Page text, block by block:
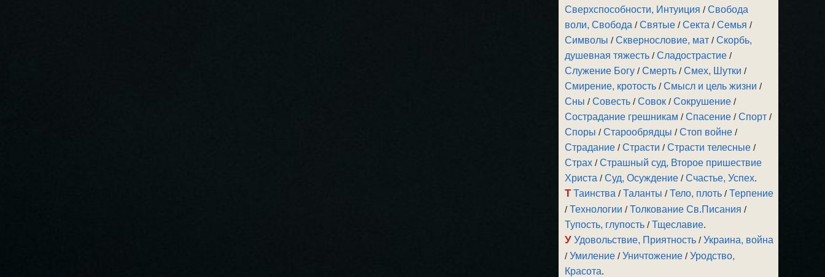
Сверхспособности, Интуиция /Свобода
воли, Свобода /Святые /Секта /Семья /
Символы /Сквернословие, мат /Скорбь,
душевная тяжесть /Сладострастие /
Служение Богу /Смерть /Смех, Шутки /
Смирение, кротость /Смысл и цель жизни /
Сны /Совесть /Совок /Сокрушение /
Сострадание грешникам /Спасение /Спорт /
Споры /Старообрядцы /Стоп войне /
Страдание /Страсти /Страсти телесные /
Страх /Страшный суд, Второе пришествие
Христа /Суд, Осуждение /Счастье, Успех.
Т Таинства /Таланты /Тело, плоть /Терпение
/Технологии /Толкование Св.Писания /
Тупость, глупость /Тщеславие.
У Удовольствие, Приятность /Украина, война
/Умиление /Уничтожение /Уродство,
Красота.